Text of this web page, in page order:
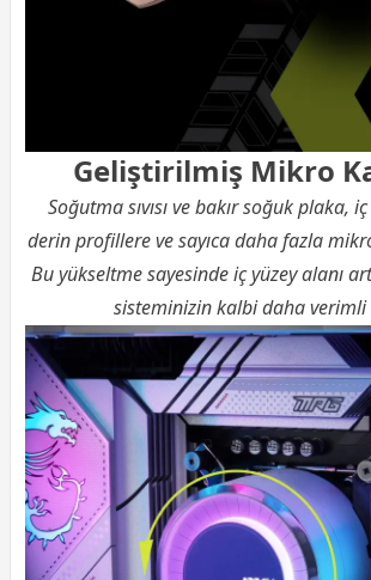
Geliştirilmiş Mikro
Soğutma sıvısı ve bakır soğuk plaka,
derin profillere ve sayıca daha fazla
Bu yükseltme sayesinde iç yüzey alanı
sisteminizin kalbi daha verimli